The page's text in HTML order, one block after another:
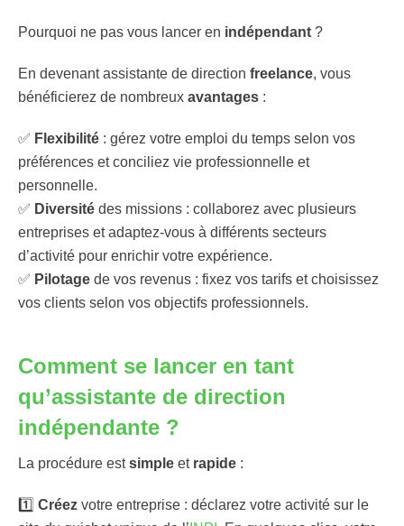
Pourquoi ne pas vous lancer en indépendant ?
En devenant assistante de direction freelance, vous
bénéficierez de nombreux avantages :
✅ Flexibilité : gérez votre emploi du temps selon vos
préférences et conciliez vie professionnelle et
personnelle.
✅ Diversité des missions : collaborez avec plusieurs
entreprises et adaptez-vous à différents secteurs
d’activité pour enrichir votre expérience.
✅ Pilotage de vos revenus : fixez vos tarifs et choisissez
vos clients selon vos objectifs professionnels.
Comment se lancer en tant
qu’assistante de direction
indépendante ?
La procédure estsimple et rapide :
1️⃣ Créez votre entreprise : déclarez votre activité sur le